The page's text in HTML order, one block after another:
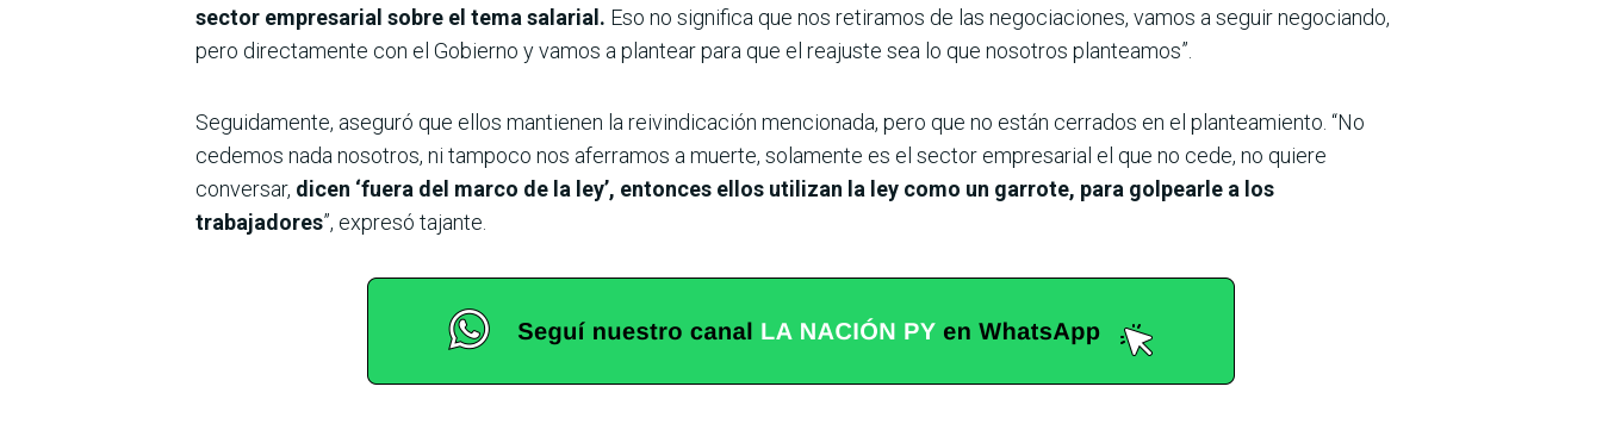
sector empresarial sobre el tema salarial. Eso no significa que nos retiramos de las negociaciones, vamos a seguir negociando,
pero directamente con el Gobierno y vamos a plantear para que el reajuste sea lo que nosotros planteamos”.
Seguidamente, aseguró que ellos mantienen la reivindicación mencionada, pero que no están cerrados en el planteamiento. “No
cedemos nada nosotros, ni tampoco nos aferramos a muerte, solamente es el sector empresarial el que no cede, no quiere
conversar, dicen ‘fuera del marco de la ley’, entonces ellos utilizan la ley como un garrote, para golpearle a los
trabajadores”, expresó tajante.